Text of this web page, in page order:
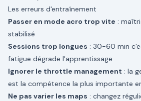
Les erreurs d'entraînement
Passer en mode acro trop vite :
stabilisé
Sessions trop longues : 30-60 min
fatigue dégrade l'apprentissage
Ignorer le throttle management : la
est la compétence la plus importante
Ne pas varier les maps : changez